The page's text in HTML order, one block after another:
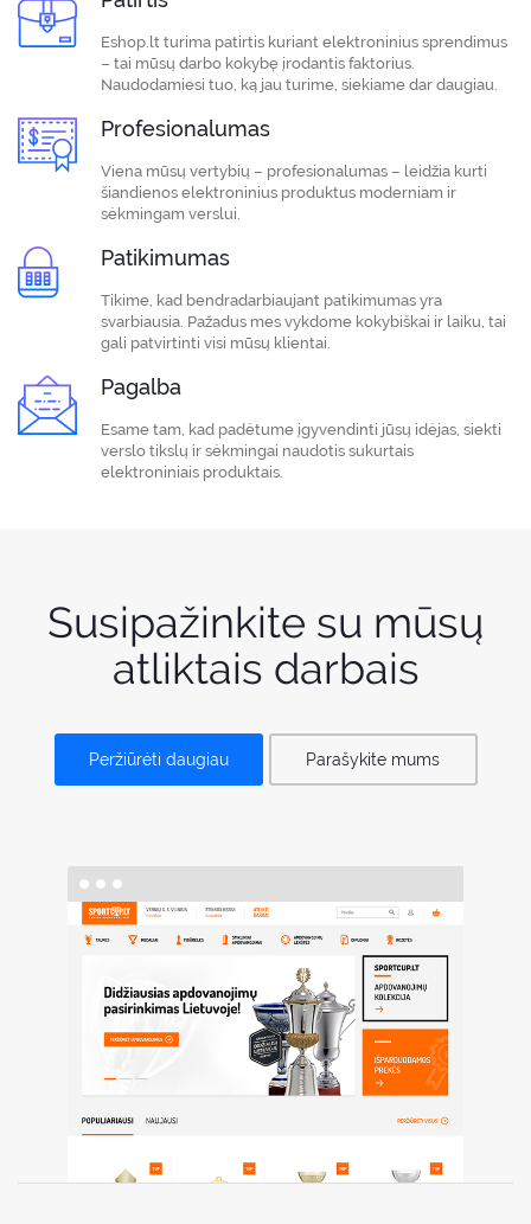
Eshop.lt turima patirtis kuriant elektroninius sprendimus
– tai mūsų darbo kokybę įrodantis faktorius.
Naudodamiesi tuo, ką jau turime, siekiame dar daugiau.
Profesionalumas
Viena mūsų vertybių – profesionalumas – leidžia kurti
šiandienos elektroninius produktus moderniam ir
sėkmingam verslui.
Patikimumas
Tikime, kad bendradarbiaujant patikimumas yra
svarbiausia. Pažadus mes vykdome kokybiškai ir laiku, tai
gali patvirtinti visi mūsų klientai.
Pagalba
Esame tam, kad padėtume įgyvendinti jūsų idėjas, siekti
verslo tikslų ir sėkmingai naudotis sukurtais
elektroniniais produktais.
Susipažinkite su mūsų
atliktais darbais
Peržiūrėti daugiau Parašykite mums